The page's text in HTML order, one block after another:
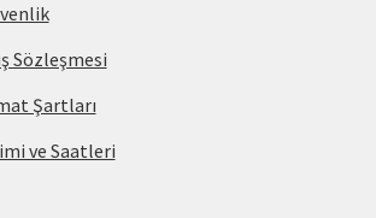
Sözleşmesi
Şartları
ve Saatleri